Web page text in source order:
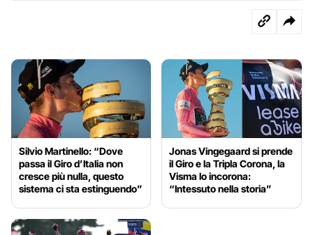
Silvio Martinello: “Dove
passa il Giro d’Italia non
cresce più nulla, questo
sistema ci sta estinguendo”
Jonas Vingegaard si prende
il Giro e la Tripla Corona, la
Visma lo incorona:
“Intessuto nella storia”